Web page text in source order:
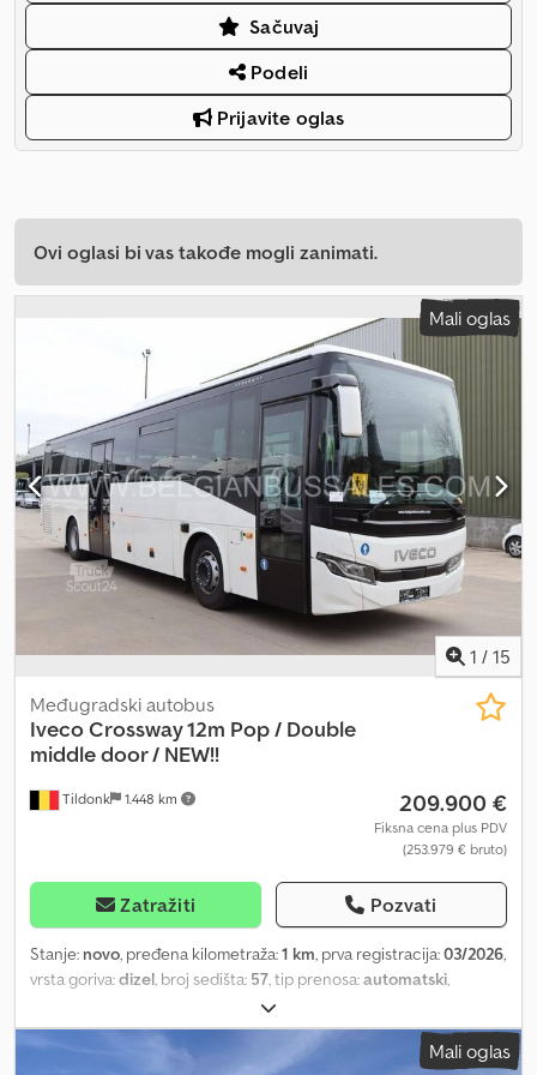
Sačuvaj
Podeli
Prijavite oglas
Ovi oglasi bi vas takođe mogli zanimati.
Mali oglas
1 / 15
Tildonk 1.448 km
Međugradski autobus
IvecoCrossway 12m Pop / Double
middle door / NEW!!
209.900 €
Fiksna cena plus PDV
(253.979 € bruto)
Zatražiti Pozvati
Stanje: novo, pređena kilometraža:1 km, prva registracija:03/2026,
vrsta goriva:dizel , broj sedišta: 57 , tip prenosa:automatski
ostalo
dužina:1.000 mm, ukupna visina:3.500 mm, Godina proizvodnje:
ABS, klima uređaj, tempomat
, = Dodatne opcije i
Mali oglas